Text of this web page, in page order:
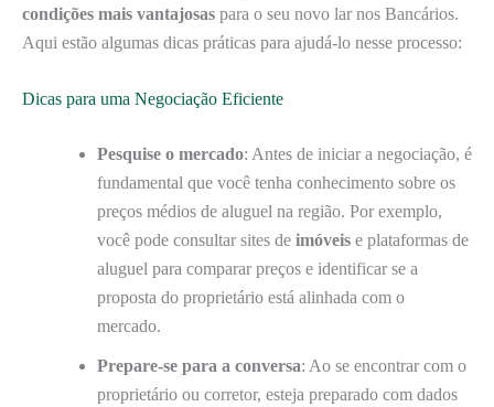
condições mais vantajosas para o seu novo lar nos Bancários.
Aqui estão algumas dicas práticas para ajudá-lo nesse processo:
Dicas para uma Negociação Eficiente
Pesquise o mercado: Antes de iniciar a negociação, é
fundamental que você tenha conhecimento sobre os
preços médios de aluguel na região. Por exemplo,
você pode consultar sites de imóveis e plataformas de
aluguel para comparar preços e identificar se a
proposta do proprietário está alinhada com o
mercado.
Prepare-se para a conversa: Ao se encontrar com o
proprietário ou corretor, esteja preparado com dados